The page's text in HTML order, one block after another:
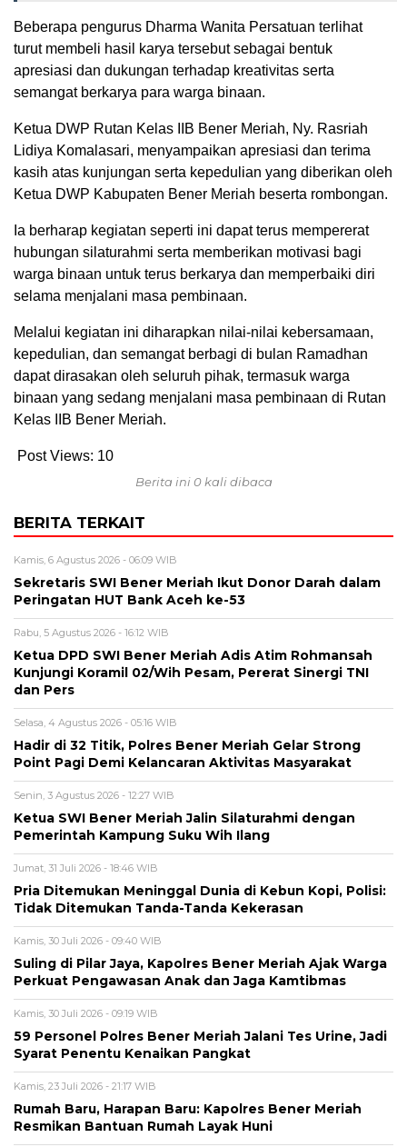
Beberapa pengurus Dharma Wanita Persatuan terlihat
turut membeli hasil karya tersebut sebagai bentuk
apresiasi dan dukungan terhadap kreativitas serta
semangat berkarya para warga binaan.
Ketua DWP Rutan Kelas IIB Bener Meriah, Ny. Rasriah
Lidiya Komalasari, menyampaikan apresiasi dan terima
kasih atas kunjungan serta kepedulian yang diberikan oleh
Ketua DWP Kabupaten Bener Meriah beserta rombongan.
Ia berharap kegiatan seperti ini dapat terus mempererat
hubungan silaturahmi serta memberikan motivasi bagi
warga binaan untuk terus berkarya dan memperbaiki diri
selama menjalani masa pembinaan.
Melalui kegiatan ini diharapkan nilai-nilai kebersamaan,
kepedulian, dan semangat berbagi di bulan Ramadhan
dapat dirasakan oleh seluruh pihak, termasuk warga
binaan yang sedang menjalani masa pembinaan di Rutan
Kelas IIB Bener Meriah.
Post Views: 10
Berita ini 0 kali dibaca
BERITA TERKAIT
Kamis, 6 Agustus 2026 - 06:09 WIB
Sekretaris SWI Bener Meriah Ikut Donor Darah dalam
Peringatan HUT Bank Aceh ke-53
Rabu, 5 Agustus 2026 - 16:12 WIB
Ketua DPD SWI Bener Meriah Adis Atim Rohmansah
Kunjungi Koramil 02/Wih Pesam, Pererat Sinergi TNI
dan Pers
Selasa, 4 Agustus 2026 - 05:16 WIB
Hadir di 32 Titik, Polres Bener Meriah Gelar Strong
Point Pagi Demi Kelancaran Aktivitas Masyarakat
Senin, 3 Agustus 2026 - 12:27 WIB
Ketua SWI Bener Meriah Jalin Silaturahmi dengan
Pemerintah Kampung Suku Wih Ilang
Jumat, 31 Juli 2026 - 18:46 WIB
Pria Ditemukan Meninggal Dunia di Kebun Kopi, Polisi:
Tidak Ditemukan Tanda-Tanda Kekerasan
Kamis, 30 Juli 2026 - 09:40 WIB
Suling di Pilar Jaya, Kapolres Bener Meriah Ajak Warga
Perkuat Pengawasan Anak dan Jaga Kamtibmas
Kamis, 30 Juli 2026 - 09:19 WIB
59 Personel Polres Bener Meriah Jalani Tes Urine, Jadi
Syarat Penentu Kenaikan Pangkat
Kamis, 23 Juli 2026 - 21:17 WIB
Rumah Baru, Harapan Baru: Kapolres Bener Meriah
Resmikan Bantuan Rumah Layak Huni